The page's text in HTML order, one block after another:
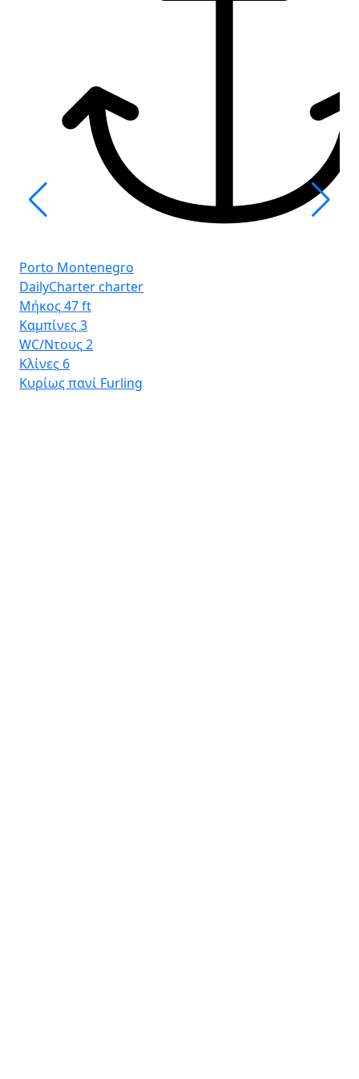
Porto Montenegro
DailyCharter charter
Μήκος47 ft
Καμπίνες3
WC/Ντους2
Κλίνες 6
Κυρίως πανί Furling